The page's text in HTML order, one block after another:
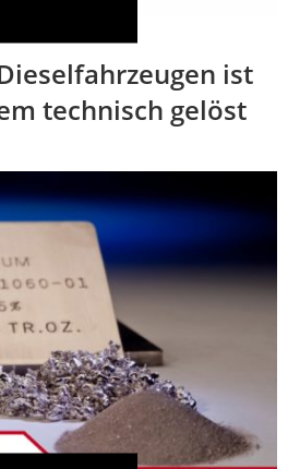
ist
technisch gelöst